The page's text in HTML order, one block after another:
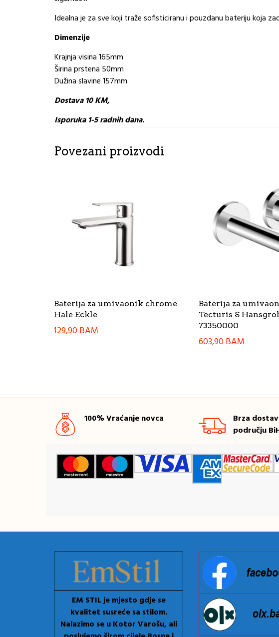
Idealna je za sve koji traže sofisticiranu i pouzdanu bateriju koja
Dimenzije
Krajnja visina 165mm
Širina prstena 50mm
Dužina slavine 157mm
Dostava 10 KM,
Isporuka 1-5 radnih dana.
Povezani proizvodi
Baterija za umivaonik chrome
Hale Eckle
129,90BAM
Baterija za
Tecturis S
73350000
603,90BAM
100% Vraćanje novca
Brza
području
EM STIL je mjesto gdje se
kvalitet susreće sa stilom.
Nalazimo se u Kotor Varošu, ali